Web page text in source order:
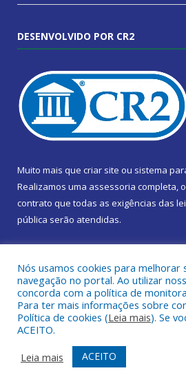
DESENVOLVIDO POR CR2
Muito mais que criar site ou sistema
Realizamos uma assessoria completa,
contrato que todas as exigências das
pública serão atendidas.
Todos os direitos reservados a
Mapa do Site
Acessar Área
Acessar Webmail
Nós usamos cookies para melhorar
navegação no portal. Ao utilizar
concorda com a política de
Para ter mais informações sobre
Política de cookies (Leia mais). Se
ACEITO.
Leia mais
ACEITO